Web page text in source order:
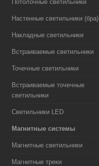
Потолочные светильники
Настенные светильники (бра)
Накладные светильники
Встраиваемые светильники
Точечные светильники
Встраиваемые точечные
светильники
Светильники LED
Магнитные системы
Магнитные светильники
Магнитные треки